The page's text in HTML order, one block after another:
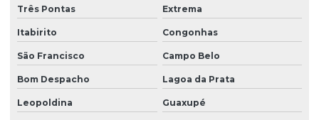
Três Pontas Extrema
Itabirito Congonhas
São Francisco Campo Belo
Bom Despacho Lagoa da Prata
Leopoldina Guaxupé